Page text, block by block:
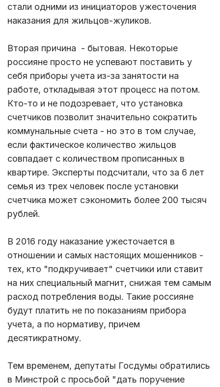
стали одними из инициаторов ужесточения
наказания для жильцов-жуликов.
Вторая причина - бытовая. Некоторые
россияне просто не успевают поставить у
себя приборы учета из-за занятости на
работе, откладывая этот процесс на потом.
Кто-то и не подозревает, что установка
счетчиков позволит значительно сократить
коммунальные счета - но это в том случае,
если фактическое количество жильцов
совпадает с количеством прописанных в
квартире. Эксперты подсчитали, что за 6 лет
семья из трех человек после установки
счетчика может сэкономить более 200 тысяч
рублей.
В 2016 году наказание ужесточается в
отношении и самых настоящих мошенников -
тех, кто "подкручивает" счетчики или ставит
на них специальный магнит, снижая тем самым
расход потребления воды. Такие россияне
будут платить не по показаниям прибора
учета, а по нормативу, причем
десятикратному.
Тем временем, депутаты Госдумы обратились
в Минстрой с просьбой "дать поручение